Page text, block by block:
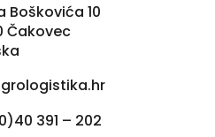
Boškovića 10
Čakovec
391 – 202